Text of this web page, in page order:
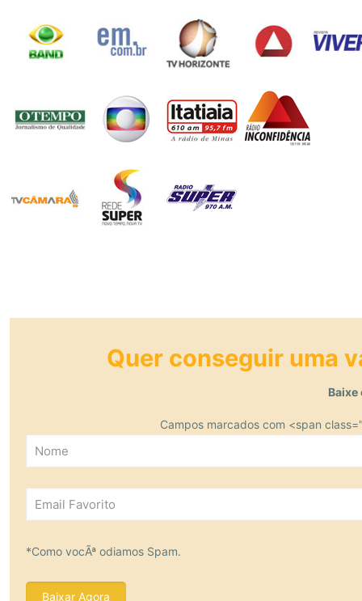
Quer conseguir uma
Baixe
Campos marcados com <span
*Como vocÃª odiamos Spam.